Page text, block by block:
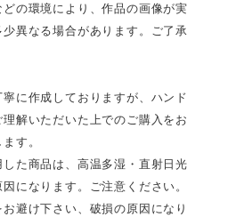
どの環境により、作品の画像が実
異なる場合があります。ご了承
に作成しておりますが、ハンド
理解いただいた上でのご購入をお
す。
した商品は、高温多湿・直射日光
になります。ご注意ください。
避け下さい、破損の原因になり